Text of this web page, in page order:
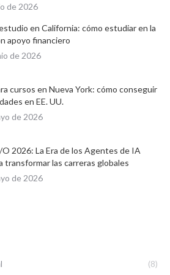
de 2026
en California: cómo estudiar en la
apoyo financiero
de 2026
cursos en Nueva York: cómo conseguir
en EE. UU.
de 2026
2026: La Era de los Agentes de IA
transformar las carreras globales
de 2026
(8)